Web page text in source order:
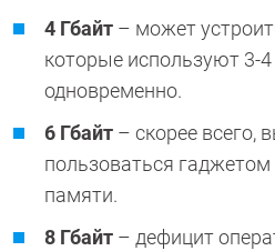
4 Гбайт – может
которые используют 3-
одновременно.
6 Гбайт – скорее всего,
пользоваться
памяти.
8 Гбайт – дефицит